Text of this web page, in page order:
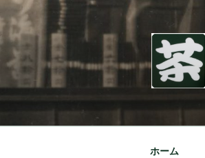
ン
テ
へ
キ
ホーム